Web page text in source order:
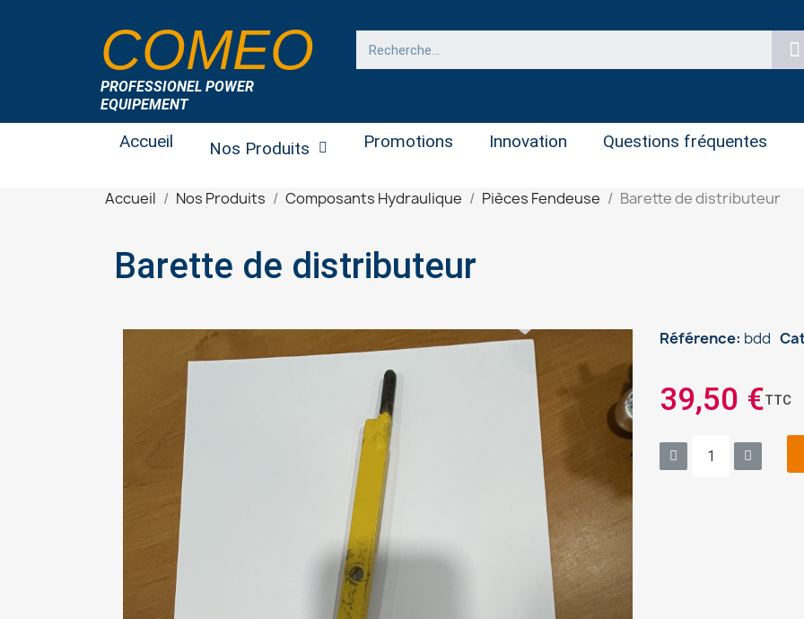
COMEO
PROFESSIONEL POWER
EQUIPEMENT
Accueil Nos Produits Promotions Innovation Questions fréquentes
Accueil Nos Produits Composants Hydraulique Pièces Fendeuse Barette de distributeur
Barette de distributeur
Référence bdd
39,50 €TTC